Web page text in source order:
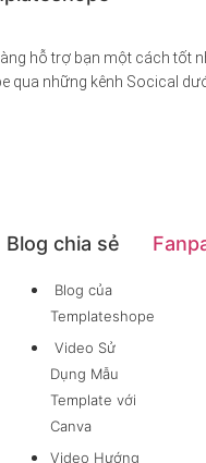
hỗ trợ bạn một cách tốt
qua những kênh Socical
Blog chia sẻ
Blog của
Templateshope
Video Sử
Dụng Mẫu
Template với
Canva
Video Hướng